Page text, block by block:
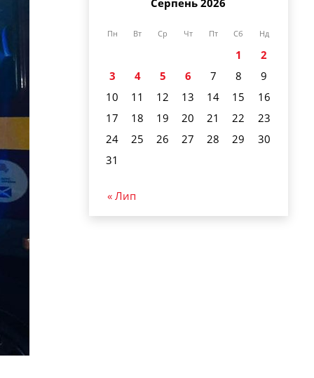
Пн Вт Ср Чт Пт Сб Нд
1
2
3
4 5 6 7 8
9
10
11 12 13 14 15
16
17
18 19 20 21 22
23
24
25 26 27 28 29
30
31
« Лип